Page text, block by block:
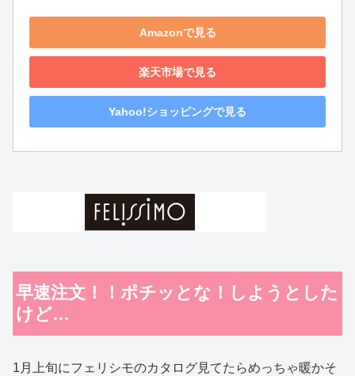
Amazonで見る
楽天市場で見る
Yahoo!ショッピングで見る
早速注文！！ポチッとな！しようとした
けど…
1月上旬にフェリシモのカタログ見てたらめっちゃ暖かそ